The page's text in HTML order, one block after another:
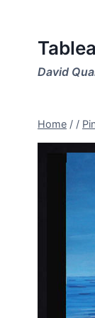
content
David
Home / /